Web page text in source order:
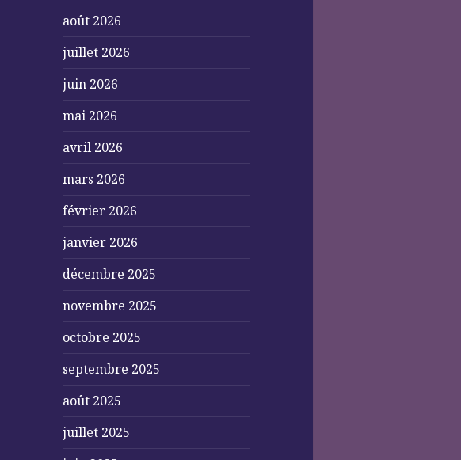
août 2026
juillet 2026
juin 2026
mai 2026
avril 2026
mars 2026
février 2026
janvier 2026
décembre 2025
novembre 2025
octobre 2025
septembre 2025
août 2025
juillet 2025